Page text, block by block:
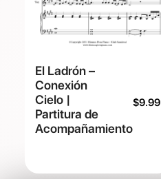
El Ladrón –
Conexión
Cielo |
Partitura de
Acompañamiento
$9.99